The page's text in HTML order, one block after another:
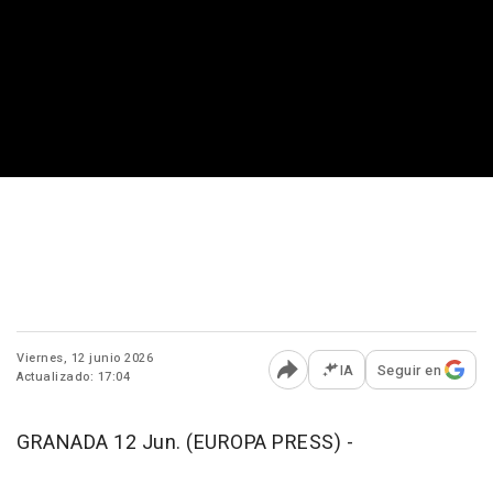
Viernes, 12 junio 2026
Actualizado: 17:04
Abrir opciones para
IA Seguir en
GRANADA 12 Jun. (EUROPA PRESS) -